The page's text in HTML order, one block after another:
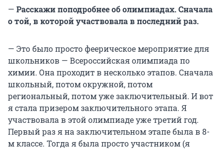
— Расскажи поподробнее об олимпиадах. Сначала
о той, в которой участвовала в последний раз.
— Это было просто феерическое мероприятие для
школьников — Всероссийская олимпиада по
химии. Она проходит в несколько этапов. Сначала
школьный, потом окружной, потом
региональный, потом уже заключительный. И вот
я стала призером заключительного этапа. Я
участвовала в этой олимпиаде уже третий год.
Первый раз я на заключительном этапе была в 8-
м классе. Тогда я была просто участником (я